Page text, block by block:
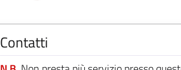
Contatti